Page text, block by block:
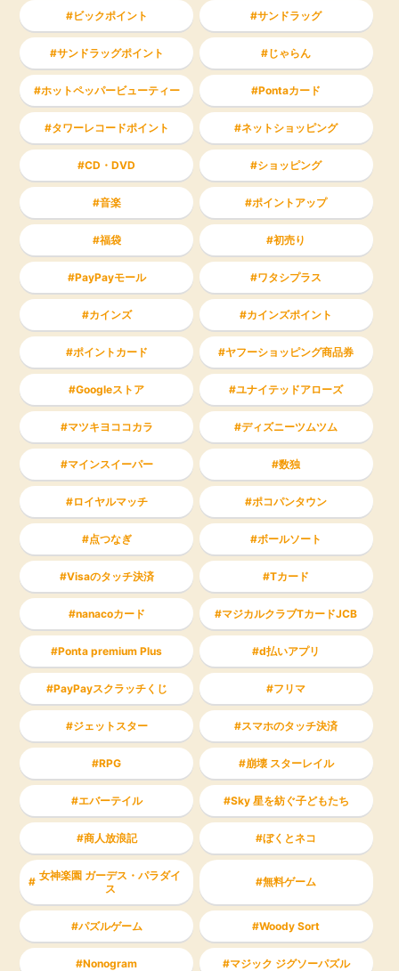
ビックポイント サンドラッグ
サンドラッグポイント じゃらん
ホットペッパービューティー Pontaカード
タワーレコードポイント ネットショッピング
CD・DVD ショッピング
音楽 ポイントアップ
福袋 初売り
PayPayモール ワタシプラス
カインズ カインズポイント
ポイントカード ヤフーショッピング商品券
Googleストア ユナイテッドアローズ
マツキヨココカラ ディズニーツムツム
マインスイーパー 数独
ロイヤルマッチ ポコパンタウン
点つなぎ ボールソート
Visaのタッチ決済 Tカード
nanacoカード マジカルクラブTカードJCB
Ponta premium Plus d払いアプリ
PayPayスクラッチくじ フリマ
ジェットスター スマホのタッチ決済
RPG 崩壊 スターレイル
エバーテイル Sky 星を紡ぐ子どもたち
商人放浪記 ぼくとネコ
女神楽園 ガーデス・パラダイ
ス
無料ゲーム
パズルゲーム Woody Sort
Nonogram マジック ジグソーパズル